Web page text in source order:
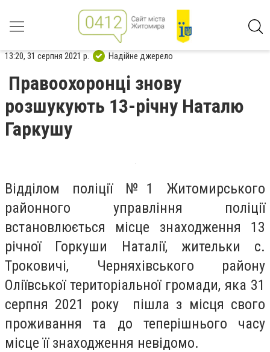
13:20, 31 серпня 2021 р. Надійне джерело
Правоохоронці знову
розшукують 13-річну Наталю
Гаркушу
Відділом поліції №1 Житомирського
районного управління поліції
встановлюється місце знаходження 13
річної Горкуши Наталії, жительки с.
Троковичі, Черняхівського району
Оліївської територіальної громади, яка 31
серпня 2021 року пішла з місця свого
проживання та до теперішнього часу
місце її знаходження невідомо.